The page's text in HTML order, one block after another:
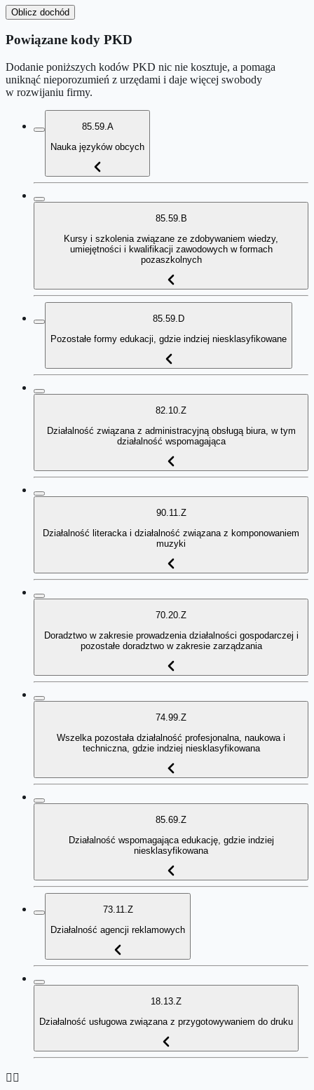
Oblicz dochód
Powiązane kody PKD
Dodanie poniższych kodów PKD nic nie kosztuje, a pomaga
uniknąć nieporozumień z urzędami i daje więcej swobody
w rozwijaniu firmy.
85.59.A
Nauka języków obcych
85.59.B
Kursy i szkolenia związane ze zdobywaniem wiedzy,
umiejętności i kwalifikacji zawodowych w formach
pozaszkolnych
85.59.D
Pozostałe formy edukacji, gdzie indziej niesklasyfikowane
82.10.Z
Działalność związana z administracyjną obsługą biura, w tym
działalność wspomagająca
90.11.Z
Działalność literacka i działalność związana z komponowaniem
muzyki
70.20.Z
Doradztwo w zakresie prowadzenia działalności gospodarczej i
pozostałe doradztwo w zakresie zarządzania
74.99.Z
Wszelka pozostała działalność profesjonalna, naukowa i
techniczna, gdzie indziej niesklasyfikowana
85.69.Z
Działalność wspomagająca edukację, gdzie indziej
niesklasyfikowana
73.11.Z
Działalność agencji reklamowych
18.13.Z
Działalność usługowa związana z przygotowywaniem do druku
👉🏻